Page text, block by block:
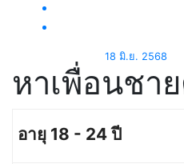
18 มิ.ย. 2568
หาเพื่อนชา